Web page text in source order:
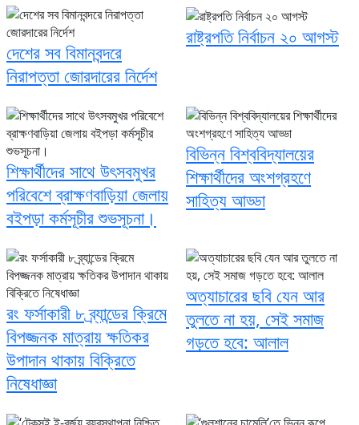
দেশের সব বিমানবন্দরে
নিরাপত্তা জোরদারের নির্দেশ
রাষ্ট্রপতি নির্বাচন ২০ আগস্ট
শিক্ষার্থীদের সাথে উৎসবমুখর
পরিবেশে ব্রাক্ষণবাড়িয়া জেলায়
বইপড়া কর্মসূচীর শুভসূচনা।
বিভিন্ন বিশ্ববিদ্যালয়ের
শিক্ষার্থীদের অংশগ্রহণে
সাহিত্য আড্ডা
রং ফর্সাকারী ৮ ব্র্যান্ডের ক্রিমে
বিপজ্জনক মাত্রায় ক্ষতিকর
উপাদান থাকায় বিক্রিতে
নিষেধাজ্ঞা
অত্যাচারের ছবি যেন আর
তুলতে না হয়, সেই সমাজ
গড়তে হবে: আলাল